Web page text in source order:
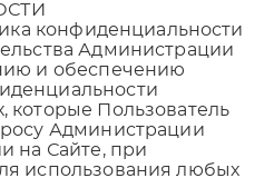
конфиденциальности
Администрации
и обеспечению
которые Пользователь
Администрации
на Сайте, при
использования любых